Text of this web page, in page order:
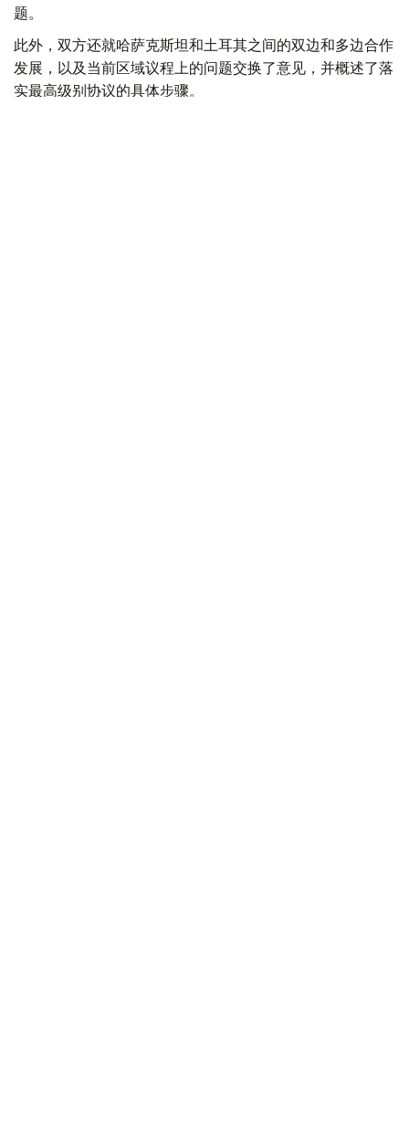
题。
此外，双方还就哈萨克斯坦和土耳其之间的双边和多边合作
发展，以及当前区域议程上的问题交换了意见，并概述了落
实最高级别协议的具体步骤。